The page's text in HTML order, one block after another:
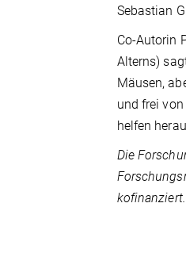
Sebastian
Co-Autorin
Alterns)
Mäusen,
und frei
helfen
Die
kofinanziert.